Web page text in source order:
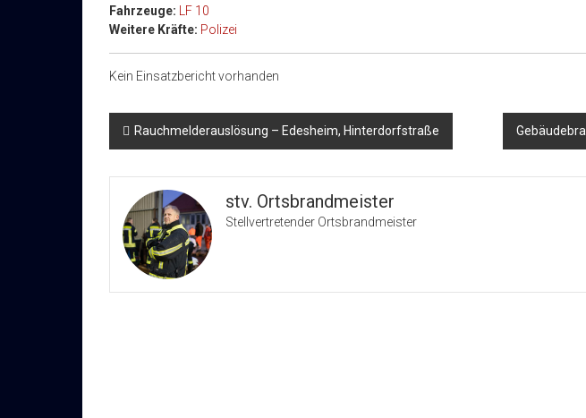
Fahrzeuge:
LF 10
Weitere Kräfte: Polizei
Kein Einsatzbericht vorhanden
Beitragsnavigation
Rauchmelderauslösung – Edesheim, Hinterdorfstraße
stv. Ortsbrandmeister
Stellvertretender Ortsbrandmeister